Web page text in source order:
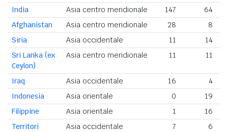
India
Asia centro meridionale 147
64
Afghanistan
Asia centro meridionale 28
8
Siria
Asia occidentale 11
14
Sri Lanka (ex
Ceylon)
Asia centro meridionale 11 11
Iraq Asia occidentale 16
4
Indonesia
Asia orientale 0
19
Filippine
Asia orientale 1
16
Territori
Asia occidentale 7 6